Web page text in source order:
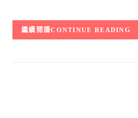
CONTINUE READING